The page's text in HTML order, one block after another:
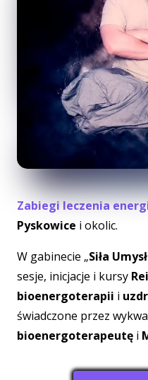
Zabiegi leczenia
Pyskowice i okolic.
W gabinecie „Siła
sesje, inicjacje i kursy
bioenergoterapii i
świadczone przez
bioenergoterapeutę i